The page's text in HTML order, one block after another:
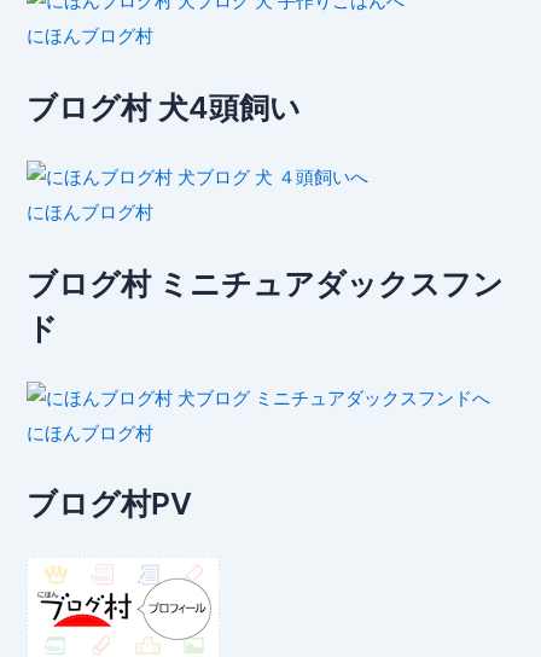
にほんブログ村
ブログ村 犬4頭飼い
にほんブログ村
ブログ村 ミニチュアダックスフン
ド
にほんブログ村
ブログ村PV